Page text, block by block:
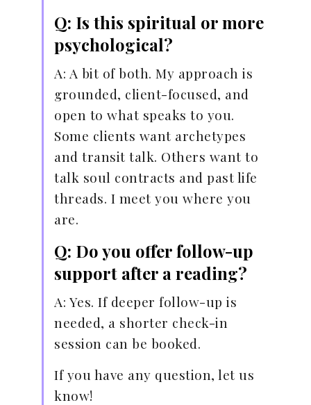
Q: Is this spiritual or more
psychological?
A: A bit of both. My approach is
grounded, client-focused, and
open to what speaks to you.
Some clients want archetypes
and transit talk. Others want to
talk soul contracts and past life
threads. I meet you where you
are.
Q: Do you offer follow-up
support after a reading?
A: Yes. If deeper follow-up is
needed, a shorter check-in
session can be booked.
If you have any question, let us
know!